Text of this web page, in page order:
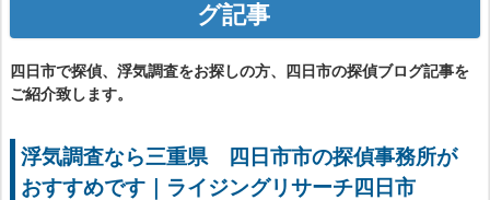
グ記事
四日市で探偵、浮気調査をお探しの方、四日市の探偵ブログ記事を
ご紹介致します。
浮気調査なら三重県 四日市市の探偵事務所が
おすすめです｜ライジングリサーチ四日市